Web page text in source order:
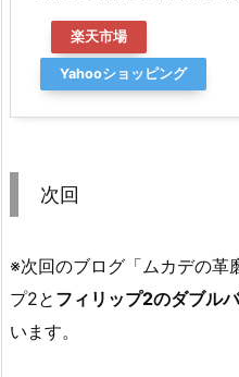
楽天市場
Yahooショッピング
次回
※次回のブログ「ムカデの革
プ2と フィリップ2のダブル
います。